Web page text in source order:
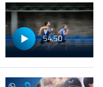
54:50